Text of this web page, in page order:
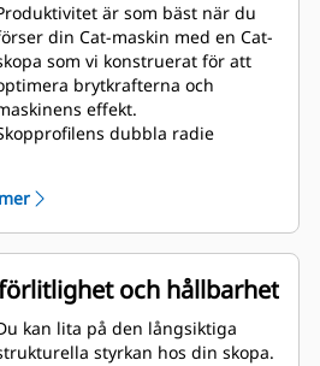
är som bäst när du
din Cat-maskin med en Cat-
som vi konstruerat för att
brytkrafterna och
effekt.
dubbla radie
frigång säkerställer att skopbotten
släpar, vilket minskar
under
Cat-skoporna är
för att skära genom
snabbt för att förbättra
och hållbarhet
kan lita på den långsiktiga
styrkan hos din skopa.